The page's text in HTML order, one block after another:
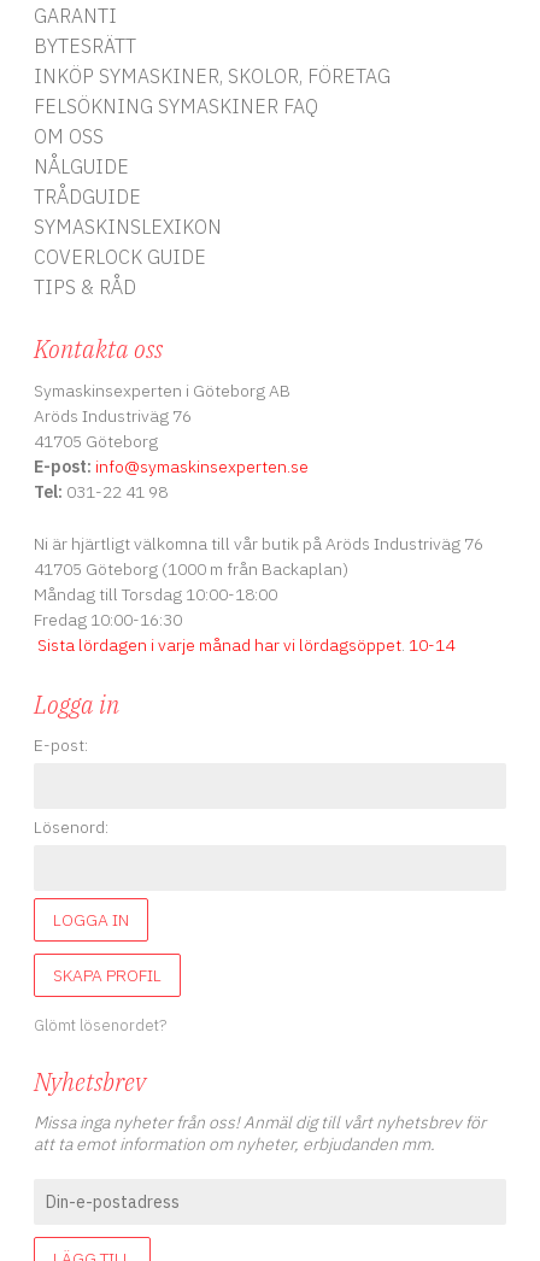
GARANTI
BYTESRÄTT
INKÖP SYMASKINER, SKOLOR, FÖRETAG
FELSÖKNING SYMASKINER FAQ
OM OSS
NÅLGUIDE
TRÅDGUIDE
SYMASKINSLEXIKON
COVERLOCK GUIDE
TIPS & RÅD
Kontakta oss
Symaskinsexperten i Göteborg AB
Aröds Industriväg 76
41705 Göteborg
E-post: info@symaskinsexperten.se
Tel: 031-22 41 98
Ni är hjärtligt välkomna till vår butik på Aröds Industriväg 76
41705 Göteborg (1000 m från Backaplan)
Måndag till Torsdag 10:00-18:00
Fredag 10:00-16:30
Sista lördagen i varje månad har vi lördagsöppet. 10-14
Logga in
E-post:
Lösenord:
LOGGA IN
SKAPA PROFIL
Glömt lösenordet?
Nyhetsbrev
Missa inga nyheter från oss! Anmäl dig till vårt nyhetsbrev för
att ta emot information om nyheter, erbjudanden mm.